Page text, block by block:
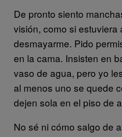
De pronto siento
visión, como si estuviera
desmayarme. Pido
en la cama. Insisten en
vaso de agua, pero yo
al menos uno se quede
dejen sola en el piso de
No sé ni cómo salgo de